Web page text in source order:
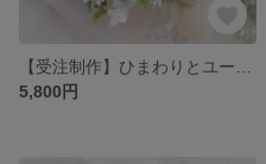
5,800円